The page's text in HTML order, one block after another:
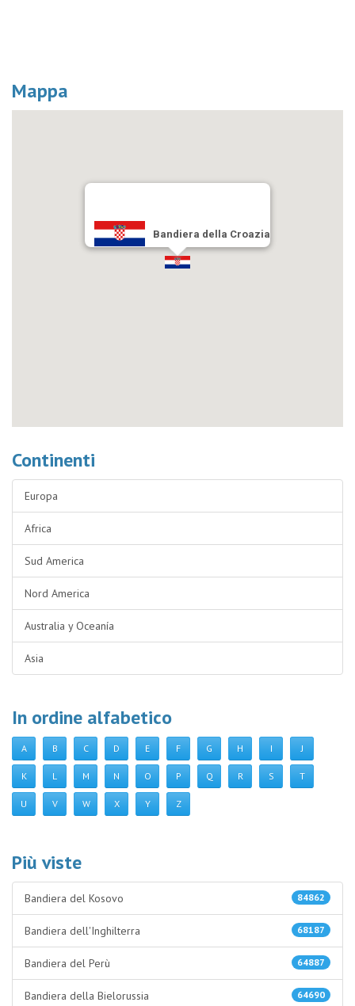
Mappa
Bandiera della Croazia
Continenti
Europa
Africa
Sud America
Nord America
Australia y Oceanía
Asia
In ordine alfabetico
A B C D E F G H I J
K L M N O P Q R S T
U V W X Y Z
Più viste
84862
Bandiera del Kosovo
68187
Bandiera dell'Inghilterra
64887
Bandiera del Perù
64690
Bandiera della Bielorussia